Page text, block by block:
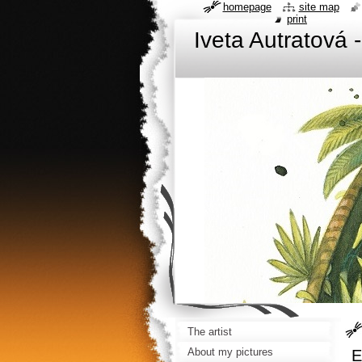
Iveta Autratová
The artist
About my pictures
homepage
site map
print